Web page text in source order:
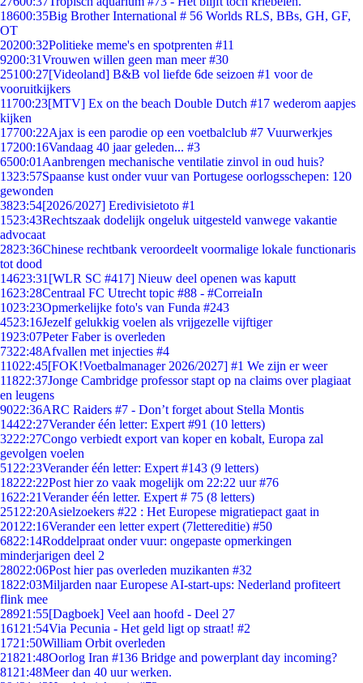
18600:35Big Brother International # 56 Worlds RLS, BBs, GH, GF,
OT
20200:32Politieke meme's en spotprenten #11
9200:31Vrouwen willen geen man meer #30
25100:27[Videoland] B&B vol liefde 6de seizoen #1 voor de
vooruitkijkers
11700:23[MTV] Ex on the beach Double Dutch #17 wederom aapjes
kijken
17700:22Ajax is een parodie op een voetbalclub #7 Vuurwerkjes
17200:16Vandaag 40 jaar geleden... #3
6500:01 Aanbrengen mechanische ventilatie zinvol in oud huis?
1323:57Spaanse kust onder vuur van Portugese oorlogsschepen: 120
gewonden
3823:54[2026/2027] Eredivisietoto #1
1523:43Rechtszaak dodelijk ongeluk uitgesteld vanwege vakantie
advocaat
2823:36Chinese rechtbank veroordeelt voormalige lokale functionaris
tot dood
14623:31 [WLR SC #417] Nieuw deel openen was kaputt
1623:28Centraal FC Utrecht topic #88 - #CorreiaIn
1023:23Opmerkelijke foto's van Funda #243
4523:16Jezelf gelukkig voelen als vrijgezelle vijftiger
1923:07Peter Faber is overleden
7322:48Afvallen met injecties #4
11022:45[FOK!Voetbalmanager 2026/2027] #1 We zijn er weer
11822:37Jonge Cambridge professor stapt op na claims over plagiaat
en leugens
9022:36ARC Raiders #7 - Don’t forget about Stella Montis
14422:27Verander één letter: Expert #91 (10 letters)
3222:27Congo verbiedt export van koper en kobalt, Europa zal
gevolgen voelen
51 22:23Verander één letter: Expert #143 (9 letters)
18222:22Post hier zo vaak mogelijk om 22:22 uur #76
1622:21Verander één letter. Expert # 75 (8 letters)
251 22:20Asielzoekers #22 : Het Europese migratiepact gaat in
201 22:16Verander een letter expert (7lettereditie) #50
6822:14Roddelpraat onder vuur: ongepaste opmerkingen
minderjarigen deel 2
28022:06Post hier pas overleden muzikanten #32
1822:03Miljarden naar Europese AI-start-ups: Nederland profiteert
flink mee
28921:55[Dagboek] Veel aan hoofd - Deel 27
161 21:54Via Pecunia - Het geld ligt op straat! #2
1721:50William Orbit overleden
21821:48Oorlog Iran #136 Bridge and powerplant day incoming?
81 21:48Meer dan 40 uur werken.